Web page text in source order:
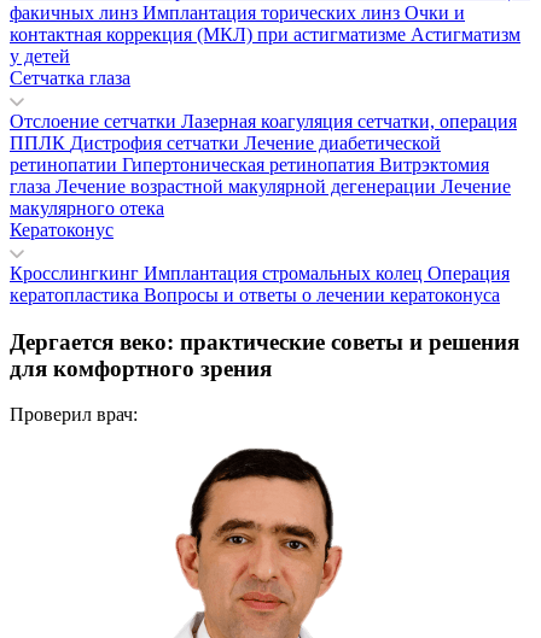
факичных линз Имплантация торических линз Очки и
контактная коррекция (МКЛ) при астигматизме Астигматизм
у детей
Сетчатка глаза
Отслоение сетчатки Лазерная коагуляция сетчатки, операция
ППЛК Дистрофия сетчатки Лечение диабетической
ретинопатии Гипертоническая ретинопатия Витрэктомия
глаза Лечение возрастной макулярной дегенерации Лечение
макулярного отека
Кератоконус
Кросслингкинг Имплантация стромальных колец Операция
кератопластика Вопросы и ответы о лечении кератоконуса
Дергается веко: практические советы и решения
для комфортного зрения
Проверил врач: